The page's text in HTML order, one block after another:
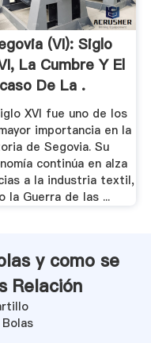
(VI): Siglo
La Cumbre Y El
De La .
XVI fue uno de los
importancia en la
de Segovia. Su
continúa en alza
a la industria textil,
la Guerra de las ...
y como se
Relación